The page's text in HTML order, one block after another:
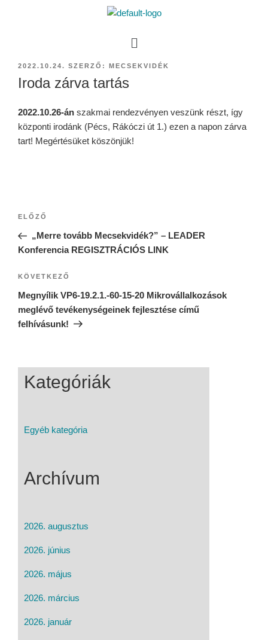
2022.10.24. SZERZŐ: MECSEKVIDÉK
Iroda zárva tartás
2022.10.26-án szakmai rendezvényen veszünk részt, így
központi irodánk (Pécs, Rákóczi út 1.) ezen a napon zárva
tart! Megértésüket köszönjük!
ELŐZŐ
„Merre tovább Mecsekvidék?” – LEADER
Konferencia REGISZTRÁCIÓS LINK
KÖVETKEZŐ
Megnyílik VP6-19.2.1.-60-15-20 Mikrovállalkozások
meglévő tevékenységeinek fejlesztése című
felhívásunk!
Kategóriák
Egyéb kategória
Archívum
2026. augusztus
2026. június
2026. május
2026. március
2026. január